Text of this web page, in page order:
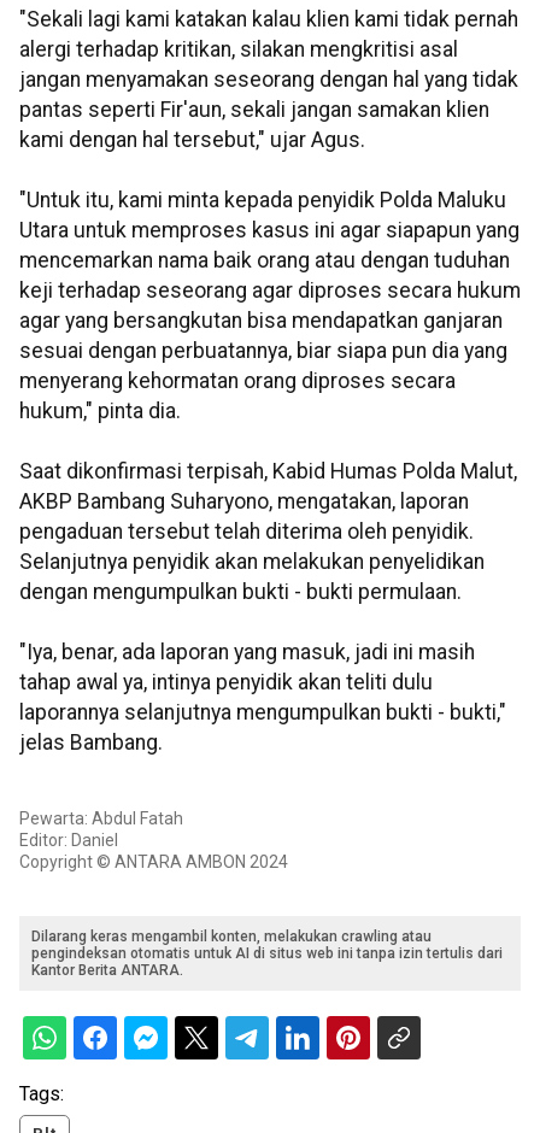
"Sekali lagi kami katakan kalau klien kami tidak pernah
alergi terhadap kritikan, silakan mengkritisi asal
jangan menyamakan seseorang dengan hal yang tidak
pantas seperti Fir'aun, sekali jangan samakan klien
kami dengan hal tersebut," ujar Agus.
"Untuk itu, kami minta kepada penyidik Polda Maluku
Utara untuk memproses kasus ini agar siapapun yang
mencemarkan nama baik orang atau dengan tuduhan
keji terhadap seseorang agar diproses secara hukum
agar yang bersangkutan bisa mendapatkan ganjaran
sesuai dengan perbuatannya, biar siapa pun dia yang
menyerang kehormatan orang diproses secara
hukum," pinta dia.
Saat dikonfirmasi terpisah, Kabid Humas Polda Malut,
AKBP Bambang Suharyono, mengatakan, laporan
pengaduan tersebut telah diterima oleh penyidik.
Selanjutnya penyidik akan melakukan penyelidikan
dengan mengumpulkan bukti - bukti permulaan.
"Iya, benar, ada laporan yang masuk, jadi ini masih
tahap awal ya, intinya penyidik akan teliti dulu
laporannya selanjutnya mengumpulkan bukti - bukti,"
jelas Bambang.
Pewarta: Abdul Fatah
Editor: Daniel
Copyright © ANTARA AMBON 2024
Dilarang keras mengambil konten, melakukan crawling atau
pengindeksan otomatis untuk AI di situs web ini tanpa izin tertulis dari
Kantor Berita ANTARA.
Tags: